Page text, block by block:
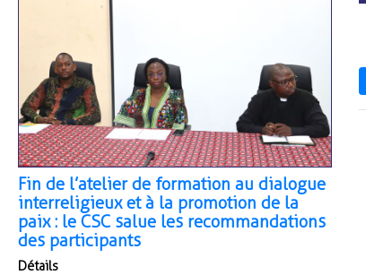
Fin de l’atelier de formation au dialogue
interreligieux et à la promotion de la
paix : le CSC salue les recommandations
des participants
Détails